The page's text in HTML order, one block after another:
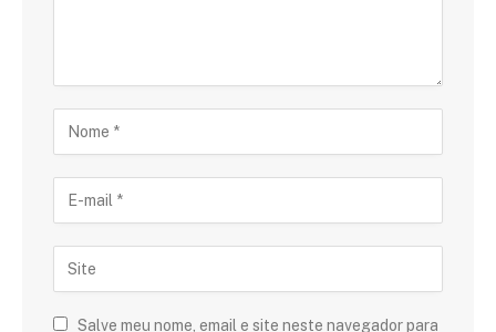
Salve meu nome, email e site neste navegador para